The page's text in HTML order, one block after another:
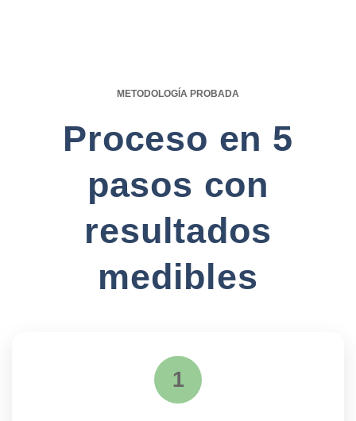
METODOLOGÍA PROBADA
Proceso en 5
pasos con
resultados
medibles
1